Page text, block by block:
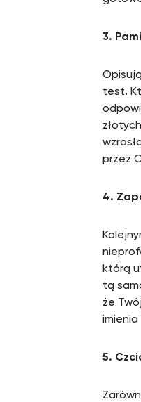
3.
test.
przez
4.
którą
tą
że
imienia
5.